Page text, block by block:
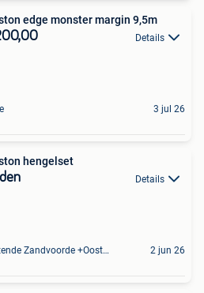
edge monster margin 9,5m
Details
3 jul 26
hengelset
Details
Oostende Zandvoorde +Oostende 2 jun 26